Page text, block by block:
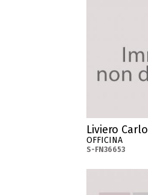
Liviero Carlo
OFFICINA
S-FN36653